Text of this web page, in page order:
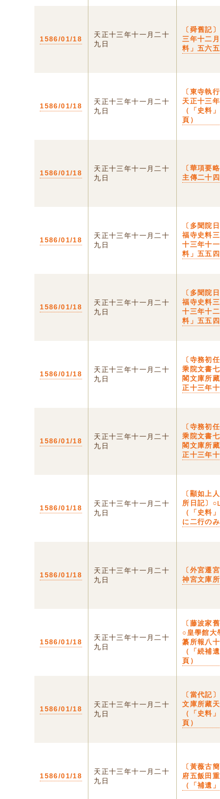
1586/01/18
天正十三年十一月二十
九日
〔舜舊記
三年十二
料」五六
1586/01/18
天正十三年十一月二十
九日
〔東寺執
天正十三
（「史料
頁）
1586/01/18
天正十三年十一月二十
九日
〔華項要
主傳二十四
1586/01/18
天正十三年十一月二十
九日
〔多聞院
福寺史料
十三年十
料」五五
1586/01/18
天正十三年十一月二十
九日
〔多聞院
福寺史料
十三年十
料」五五
1586/01/18
天正十三年十一月二十
九日
〔寺務初
乘院文書
閣文庫所
正十三年
1586/01/18
天正十三年十一月二十
九日
〔寺務初
乘院文書
閣文庫所
正十三年
1586/01/18
天正十三年十一月二十
九日
〔顯如上
所日記〕○
（「史料
に二行の
1586/01/18
天正十三年十一月二十
九日
〔外宮遷
神宮文庫
1586/01/18
天正十三年十一月二十
九日
〔藤波家
○皇學館大
纂所報八
（「続補
頁）
1586/01/18
天正十三年十一月二十
九日
〔當代記
文庫所藏
（「史料
頁）
1586/01/18
天正十三年十一月二十
九日
〔黃薇古
府五飯田
（「補遺